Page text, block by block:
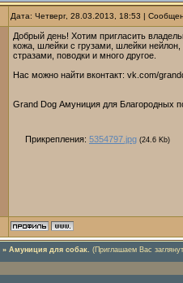
Дата: Четверг, 28.03.2013, 18:53 |
Добрый день! Хотим пригласить
кожа, шлейки с грузами, шлейки
стразами, поводки и много другое.
Нас можно найти вконтакт: vk.com/
Grand Dog Амуниция для Благородных
Прикрепления: 5354797.jpg (24.6 Kb)
» Амуниция для собак. (Приглашаем Вас